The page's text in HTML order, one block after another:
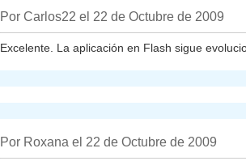
Por Carlos22 el 22 de Octubre de 2009
Excelente. La aplicación en Flash sigue
Por Roxana el 22 de Octubre de 2009